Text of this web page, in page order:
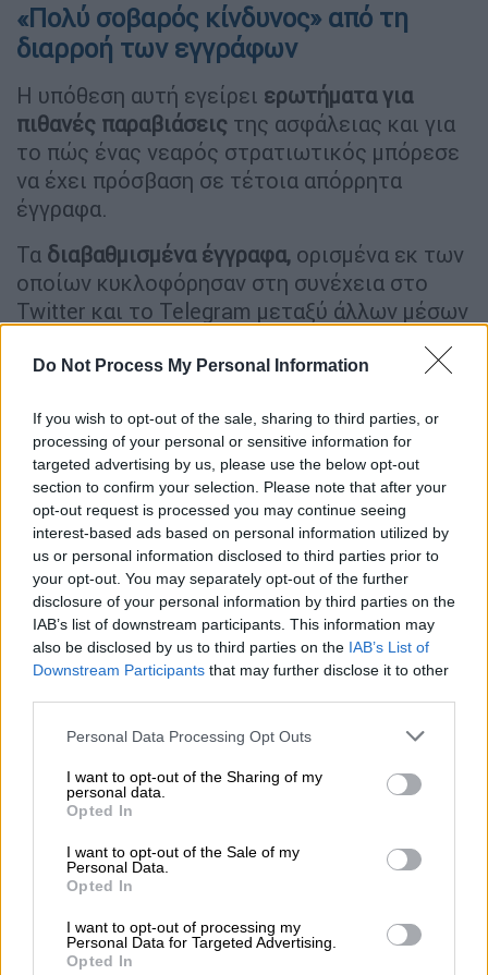
Do Not Process My Personal Information
If you wish to opt-out of the sale, sharing to third parties, or
processing of your personal or sensitive information for
targeted advertising by us, please use the below opt-out
section to confirm your selection. Please note that after your
opt-out request is processed you may continue seeing
interest-based ads based on personal information utilized by
us or personal information disclosed to third parties prior to
your opt-out. You may separately opt-out of the further
disclosure of your personal information by third parties on the
IAB’s list of downstream participants. This information may
also be disclosed by us to third parties on the IAB’s List of
Downstream Participants that may further disclose it to other
Please note that this website/app uses one or more Google
not limited to your visit or usage behaviour. You may click to
grant or deny consent to Google and its third-party tags to
use your data for below specified purposes in below Google
consent section.
Personal Data Processing Opt Outs
I want to opt-out of the Sharing of my
personal data.
Opted In
I want to opt-out of the Sale of my
Personal Data.
Opted In
I want to opt-out of processing my
Personal Data for Targeted Advertising.
Opted In
«Πολύ σοβαρός κίνδυνος» από τη
διαρροή των εγγράφων
Η υπόθεση αυτή εγείρει ερωτήματα για
πιθανές παραβιάσεις της ασφάλειας και για
το πώς ένας νεαρός στρατιωτικός μπόρεσε
να έχει πρόσβαση σε τέτοια απόρρητα
έγγραφα.
Τα διαβαθμισμένα έγγραφα, ορισμένα εκ των
οποίων κυκλοφόρησαν στη συνέχεια στο
Twitter και το Telegram μεταξύ άλλων μέσων
κυρίως τις ανησυχίες των αμερικανικών
βιωσιμότητα μιαςουκρανικής αντεπίθεσης
κατά των ρωσικών δυνάμεων. Επίσης
υποδεικνύουν ότι η Ουάσινγκτον συλλέγει
πληροφορίες για τους πιο στενούς της
συμμάχους, κυρίως το Ισραήλ και τη Νότια
Κορέα.
Σύμφωνα με την αμερικανική εφημερίδα
Washington Post τα απόρρητα έγγραφα
δείχνουν επίσης ότι οι αμερικανικές
μυστικές υπηρεσίες γνώριζαντην
υπερπτήση ευαίσθητου εξοπλισμού
από άλλα
τέσσερα κινεζικά κατασκοπευτικά μπαλόνια
πέραν αυτού που εντοπίστηκε τον
Φεβρουάριο και καταρρίφθηκε από τον
ένα από αυτά τα κατασκοπευτικά
αμερικανικό αεροπλανοφόρο που έκανε
ελιγμούς με την αερομεταφερόμενη ομάδα